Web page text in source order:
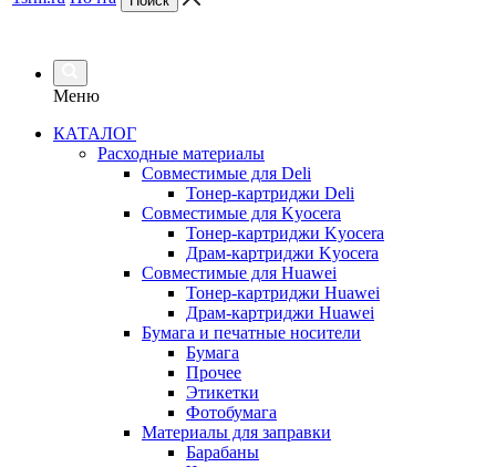
Меню
КАТАЛОГ
Расходные материалы
Совместимые для Deli
Тонер-картриджи Deli
Совместимые для Kyocera
Тонер-картриджи Kyocera
Драм-картриджи Kyocera
Совместимые для Huawei
Тонер-картриджи Huawei
Драм-картриджи Huawei
Бумага и печатные носители
Бумага
Прочее
Этикетки
Фотобумага
Материалы для заправки
Барабаны